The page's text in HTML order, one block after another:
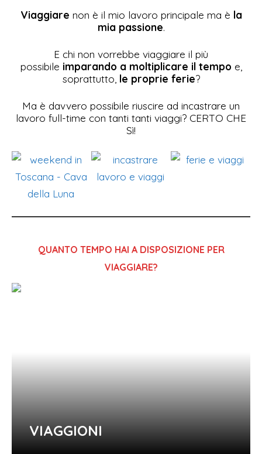
Viaggiare non è il mio lavoro principale ma è la
mia passione.
E chi non vorrebbe viaggiare il più
possibile imparando a moltiplicare il tempo e,
soprattutto, le proprie ferie?
Ma è davvero possibile riuscire ad incastrare un
lavoro full-time con tanti tanti viaggi? CERTO CHE
Sì!
QUANTO TEMPO HAI A DISPOSIZIONE PER
VIAGGIARE?
VIAGGIONI